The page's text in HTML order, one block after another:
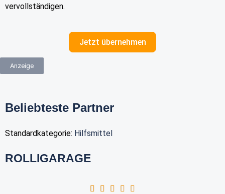
vervollständigen.
Jetzt übernehmen
Anzeige
Beliebteste Partner
Standardkategorie: Hilfsmittel
ROLLIGARAGE